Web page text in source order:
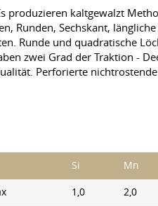
produzieren kaltgewalzt
Runden, Sechskant,
Runde und quadratische
zwei Grad der Traktion -
Perforierte
Si Mn
1,0 2,0